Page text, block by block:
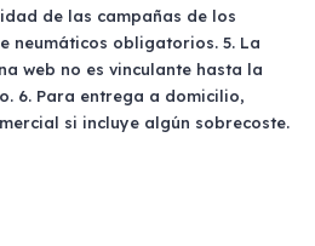
de las campañas de los
neumáticos obligatorios. 5. La
web no es vinculante hasta la
6. Para entrega a domicilio,
si incluye algún sobrecoste.